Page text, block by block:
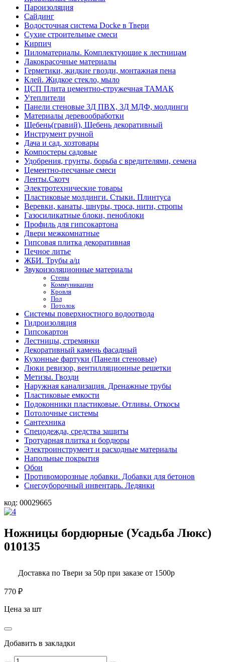
Пароизоляция
Сайдинг
Водосточная система Docke в Твери
Сухие строительные смеси
Кирпич
Пиломатериалы. Комплектующие к лестницам
Лакокрасочные материалы
Герметики, жидкие гвозди, монтажная пена
Клей. Жидкое стекло, мыло
ЦСП Плита цементно-стружечная ТАМАК
Утеплители
Панели стеновые 3Д ПВХ, 3Д МДФ, молдинги
Материалы деревообработки
Щебень(гравий), Щебень декоративный
Инструмент ручной
Дача и сад, хозтовары
Компостеры садовые
Удобрения, грунты, борьба с вредителями, семена
Цементно-песчаные смеси
Ленты.Скотч
Электротехнические товары
Пластиковые молдинги. Стыки. Плинтуса
Веревки, канаты, шнуры, троса, нити, стропы
Газосиликатные блоки, пеноблоки
Профиль для гипсокартона
Двери межкомнатные
Гипсовая плитка декоративная
Печное литье
ЖБИ. Трубы а/ц
Звукоизоляционные материалы
Стены
Коммуникации
Кровля
Пол
Потолок
Системы поверхностного водоотвода
Гидроизоляция
Гипсокартон
Лестницы, стремянки
Декоративный камень фасадный
Кухонные фартуки (Панели стеновые)
Люки ревизор, вентилляционные решетки
Метизы. Гвозди
Наружная канализация. Дренажные трубы
Пластиковые емкости
Подоконники пластиковые. Отливы. Откосы
Потолочные системы
Сантехника
Спецодежда, средства защиты
Тротуарная плитка и бордюры
Электроинструмент и расходные материалы
Напольные покрытия
Обои
Противоморозные добавки. Добавки для бетонов
Снегоуборочный инвентарь. Ледянки
код: 00029665
Ножницы бордюрные (Усадьба Люкс)
010135
Доставка по Твери за 50р при заказе от 1500р
770 ₽
Цена за шт
Добавить в закладки